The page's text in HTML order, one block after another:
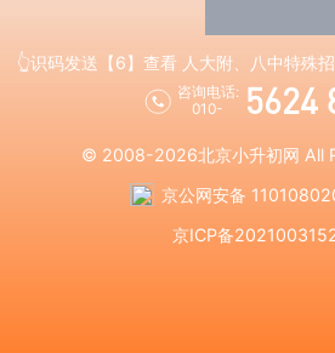
👆识码发送【6】查看 人大附、八中特殊
咨询电话:
010-
5624
© 2008-2026北京小升初网 All
京公网安备
京ICP备